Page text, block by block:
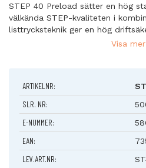
STEP 40 Preload sätter en hög
välkända STEP-kvaliteten i
listtrycksteknik ger en hög
Elslutblecket har en mycket hög
utprovad för att klara en hög
Finns som omställbar så att
Visa mer
ARTIKELNR:
SLR. NR:
E-NUMMER:
EAN:
LEV.ART.NR: